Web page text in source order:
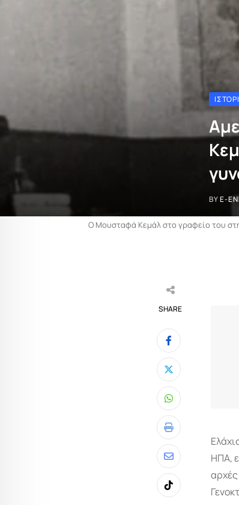
BYE-
Ο Μουσταφά Κεμάλ στο γραφείο του
SHARE
Whatsapp
Print
Share
via
Email
Tiktok
ΗΠΑ,